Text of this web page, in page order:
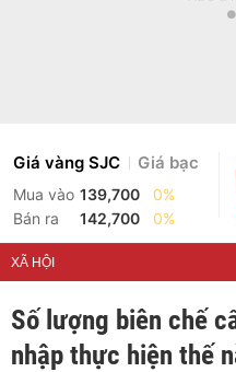
Giá vàng SJC Giá bạc
Mua vào 139,700
0%
Bán ra
142,700 0%
XÃ HỘI
Số lượng biên chế
nhập thực hiện thế